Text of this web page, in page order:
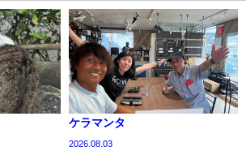
ケラマンタ
2026.08.03